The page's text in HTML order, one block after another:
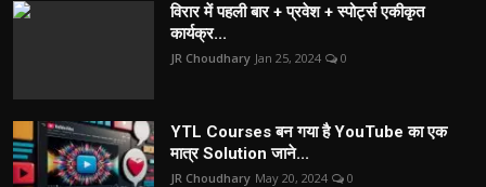
विरार में पहली बार + प्रवेश + स्पोर्ट्स एकीकृत
कार्यक्र...
JR Choudhary Jan 25, 2024 0
YTL Courses बन गया है YouTube का एक
मात्र Solution जाने...
JR Choudhary May 20, 2024 0